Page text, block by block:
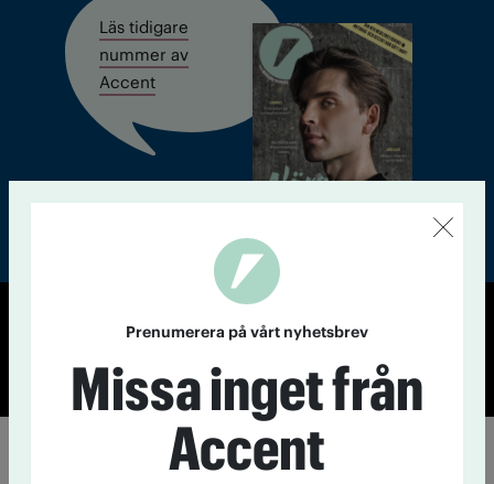
Läs tidigare
nummer av
Accent
© Tidningen Accent 2026
Personuppgiftspolicy
Prenumerera på vårt nyhetsbrev
Missa inget från
Accent